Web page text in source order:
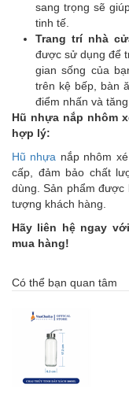
sang trọng sẽ
tinh tế.
Trang trí nhà
được sử dụng để
gian sống của
trên kệ bếp, bàn
điểm nhấn và
Hũ nhựa nắp nhôm
hợp lý:
Hũ nhựa nắp nhôm
cấp, đảm bảo chất
dùng. Sản phẩm
tượng khách hàng.
Hãy liên hệ ngay
mua hàng!
Có thể bạn quan tâm